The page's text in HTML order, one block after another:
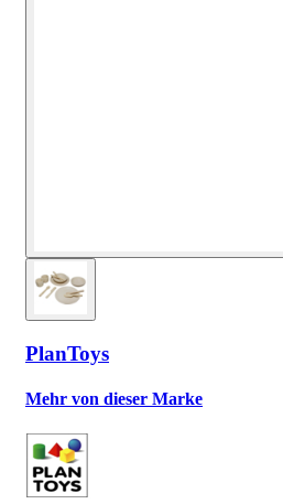
PlanToys
Mehr von dieser Marke